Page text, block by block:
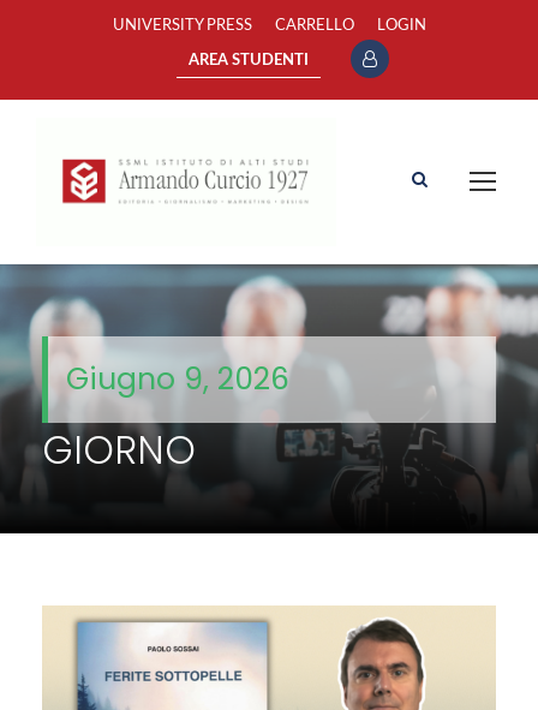
UNIVERSITY PRESS CARRELLO LOGIN
AREA STUDENTI
Giugno 9, 2026
GIORNO